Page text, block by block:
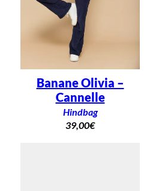
Banane Olivia –
Cannelle
Hindbag
39,00€